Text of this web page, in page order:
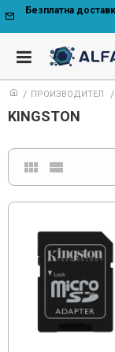
Безплатна
ПРОИЗВОДИТЕЛ
KINGSTON